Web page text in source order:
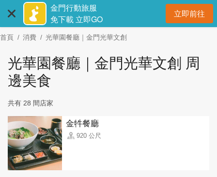
主
要
金門行動旅服
免下載 立即GO
立即前往開
首頁 消費 光華園餐廳｜金門光華文創
光華園餐廳｜金門光華文創 周
邊美食
共有 28 間店家
金牪餐廳
920 公尺